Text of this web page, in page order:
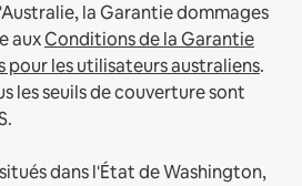
la Garantie dommages
auxConditions de la Garantie
pour les utilisateurs australiens.
les seuils de couverture sont
dans l'État de Washington,